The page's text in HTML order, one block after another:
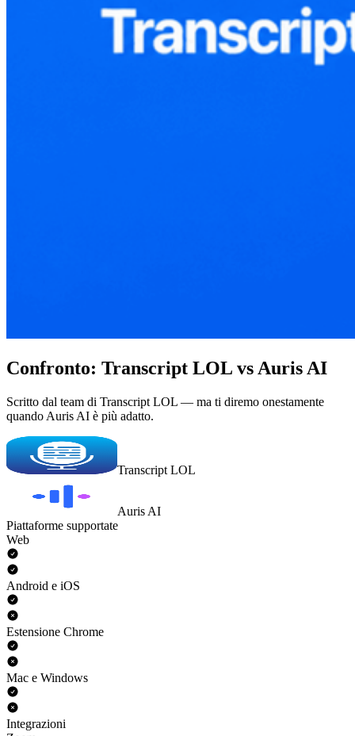
Confronto: Transcript LOL vs Auris AI
Scritto dal team di Transcript LOL — ma ti diremo onestamente
quando Auris AI è più adatto.
Transcript LOL
Auris AI
Piattaforme supportate
Web
Android e iOS
Estensione Chrome
Mac e Windows
Integrazioni